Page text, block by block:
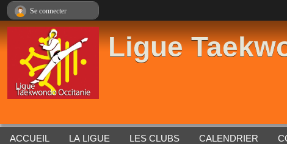
Ligue
ACCUEIL LA LIGUE LES CLUBS CALENDRIER
Se connecter
Panneau de gestion des cookies